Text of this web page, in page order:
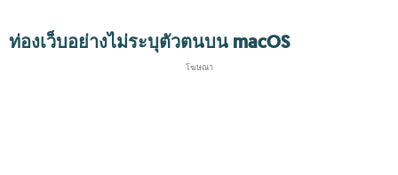
ท่องเว็บอย่างไม่ระบุตัวตนบน macOS
โฆษณา